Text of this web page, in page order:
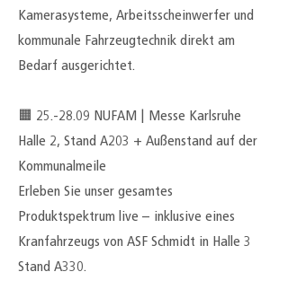
Kamerasysteme, Arbeitsscheinwerfer und
kommunale Fahrzeugtechnik direkt am
Bedarf ausgerichtet.
🟧 25.-28.09 NUFAM | Messe Karlsruhe
Halle 2, Stand A203 + Außenstand auf der
Kommunalmeile
Erleben Sie unser gesamtes
Produktspektrum live – inklusive eines
Kranfahrzeugs von ASF Schmidt in Halle 3
Stand A330.